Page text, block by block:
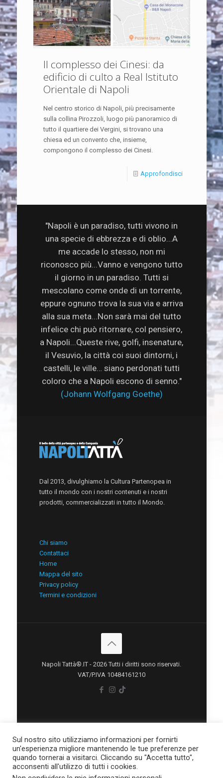
Il complesso dei Cinesi: da
edificio di culto a Real Istituto
Orientale di Napoli
Nel centro storico di Napoli, più precisamente
sulla collina Pirozzoli, luogo più panoramico di
tutto il quartiere dei Vergini, si trovano una
chiesa ed un convento che, insieme,
compongono il complesso dei Cinesi.
Approfondisci
"Napoli è un paradiso, tutti vivono in
una specie di ebbrezza e di oblio...A
me accade lo stesso, non mi
riconosco più...Vanno e vengono tutto
il giorno in un paradiso. Tutti si
mescolano come onde di un torrente,
eppure ognuno trova la sua via e arriva
alla sua meta...Non sarà mai del tutto
infelice chi può ritornare, col pensiero,
a Napoli...Queste rive, golfi, insenature,
il Vesuvio, la città coi suoi dintorni, i
castelli, le ville… siano perdonati tutti
coloro che a Napoli escono di senno."
(Johann Wolfgang Goethe)
Dal 2013, divulghiamo la Cultura Partenopea in
tutto il mondo con i nostri contenuti e i nostri
prodotti, commercializzati in tutto il Mondo.
Chi siamo
Contattaci
Home
Mappa del sito
Privacy policy
Termini e condizioni
Napoli Tattà®.IT - 2026 Tutti i diritti sono riservati.
VAT/P.IVA 10484161210
Sul nostro sito utilizziamo informazioni per fornirti
un'esperienza migliore mantenendo le tue preferenze per
quando tornerai a visitarci. Cliccando su "Accetta tutto",
acconsenti all'utilizzo di tutti i cookies.